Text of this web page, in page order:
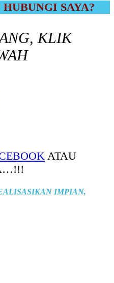
SAYA?
KLIK
ATAU
IMPIAN,